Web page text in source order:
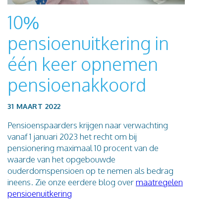
Blog
Contact
10%
pensioenuitkering in
één keer opnemen
pensioenakkoord
31 MAART 2022
Pensioenspaarders krijgen naar verwachting
vanaf 1 januari 2023 het recht om bij
pensionering maximaal 10 procent van de
waarde van het opgebouwde
ouderdomspensioen op te nemen als bedrag
ineens. Zie onze eerdere blog overmaatregelen
pensioenuitkering